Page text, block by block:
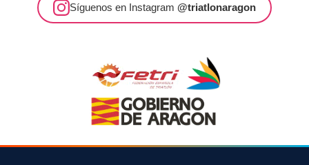
Síguenos en Instagram @triatlonaragon